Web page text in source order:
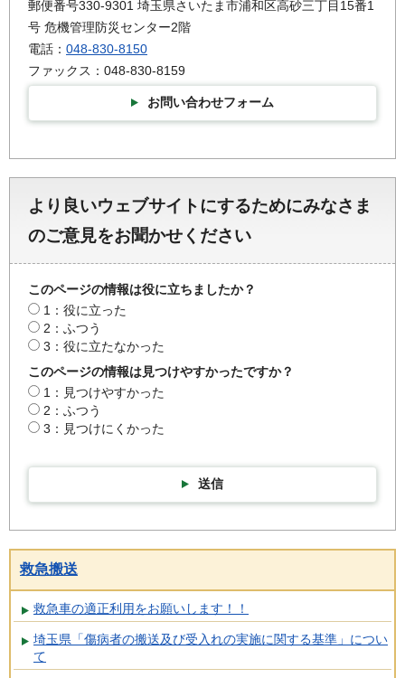
郵便番号330-9301 埼玉県さいたま市浦和区高砂三丁目15番1
号 危機管理防災センター2階
電話： 048-830-8150
ファックス：048-830-8159
お問い合わせフォーム
より良いウェブサイトにするためにみなさま
のご意見をお聞かせください
このページの情報は役に立ちましたか？
1：役に立った
2：ふつう
3：役に立たなかった
このページの情報は見つけやすかったですか？
1：見つけやすかった
2：ふつう
3：見つけにくかった
送信
救急搬送
救急車の適正利用をお願いします！！
埼玉県「傷病者の搬送及び受入れの実施に関する基準」につい
て